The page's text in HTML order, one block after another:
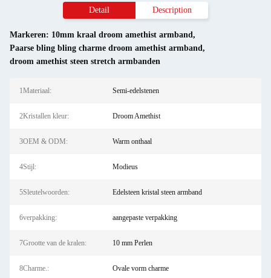
Detail Description
Markeren: 10mm kraal droom amethist armband,
Paarse bling bling charme droom amethist armband,
droom amethist steen stretch armbanden
1Materiaal: Semi-edelstenen
2Kristallen kleur: Droom Amethist
3OEM & ODM: Warm onthaal
4Stijl: Modieus
5Sleutelwoorden: Edelsteen kristal steen armband
6verpakking: aangepaste verpakking
7Grootte van de kralen: 10 mm Perlen
8Charme.: Ovale vorm charme